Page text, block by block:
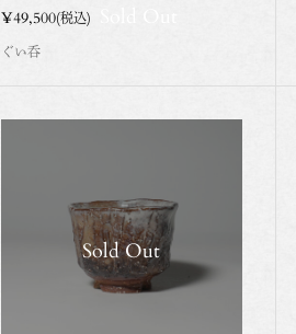
¥49,500(税込)
ぐい呑
Sold Out